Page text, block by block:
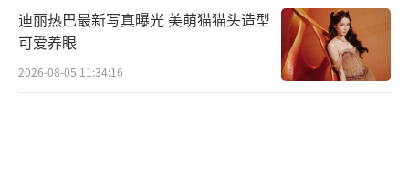
无论如何，这一天对王橹杰来说意义重
大。16岁，第一部戏，杀青。他用两个月的努
迪丽热巴最新写真曝光 美萌猫猫头造型
可爱养眼
2026-08-05 11:34:16